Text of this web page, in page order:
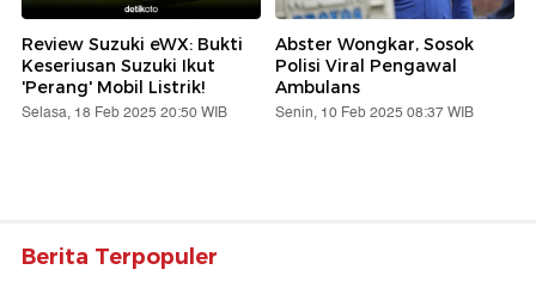
Review Suzuki eWX: Bukti
Keseriusan Suzuki Ikut
'Perang' Mobil Listrik!
Selasa, 18 Feb 2025 20:50 WIB
Abster Wongkar, Sosok
Polisi Viral Pengawal
Ambulans
Senin, 10 Feb 2025 08:37 WIB
Berita Terpopuler